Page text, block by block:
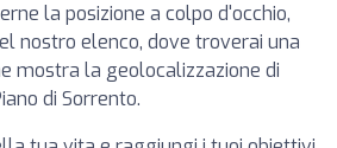
la posizione a colpo d'occhio,
nostro elenco, dove troverai una
mostra la geolocalizzazione di
di Sorrento.